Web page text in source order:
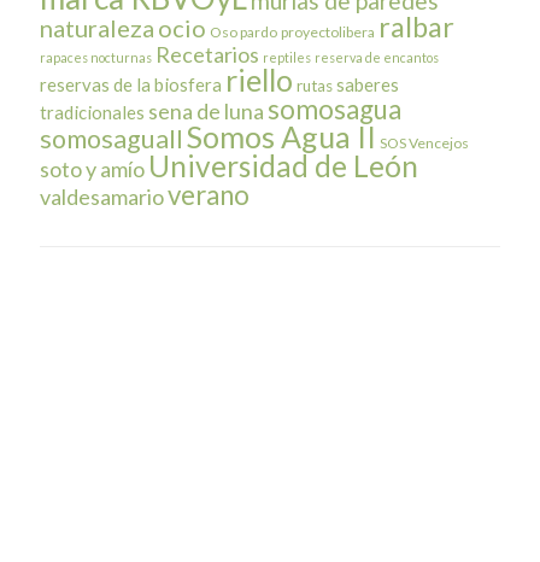
naturaleza ocio Oso pardo proyectolibera ralbar
rapaces nocturnas Recetarios reptiles reserva de encantos
reservas de la biosfera riello rutassaberes
tradicionales sena de luna somosagua
somosaguaIISomos Agua II SOS Vencejos
soto y amío Universidad de León
valdesamarioverano